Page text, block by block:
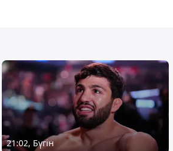
21:02, Бүгін